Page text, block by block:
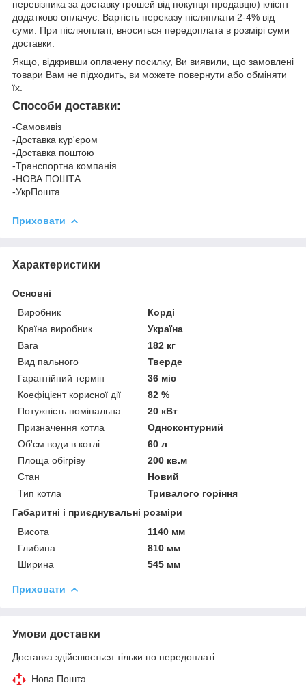
перевізника за доставку грошей від покупця продавцю) клієнт
додатково оплачує. Вартість переказу післяплати 2-4% від
суми. При післяоплаті, вноситься передоплата в розмірі суми
доставки.
Якщо, відкривши оплачену посилку, Ви виявили, що замовлені
товари Вам не підходить, ви можете повернути або обміняти
їх.
Способи доставки:
-Самовивіз
-Доставка кур'єром
-Доставка поштою
-Транспортна компанія
-НОВА ПОШТА
-УкрПошта
Приховати
Характеристики
Основні
Виробник
Корді
Країна виробник
Україна
Вага
182 кг
Вид пального
Тверде
Гарантійний термін
36 міс
Коефіцієнт корисної дії
82 %
Потужність номінальна
20 кВт
Призначення котла
Одноконтурний
Об'єм води в котлі
60 л
Площа обігріву
200 кв.м
Стан
Новий
Тип котла
Тривалого горіння
Габаритні і приєднувальні розміри
Висота
1140 мм
Глибина
810 мм
Ширина
545 мм
Приховати
Умови доставки
Доставка здійснюється тільки по передоплаті.
Нова Пошта